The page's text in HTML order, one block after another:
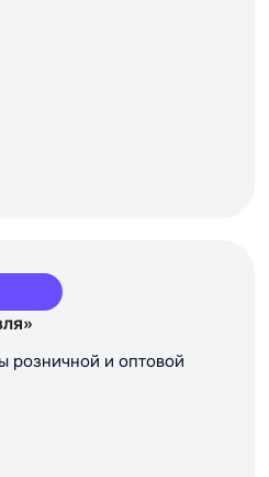
розничной и оптовой